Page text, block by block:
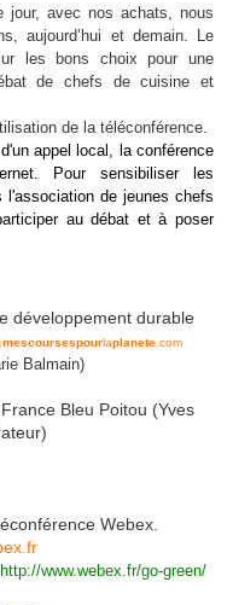
jour, avec nos achats, nous
aujourd’hui et demain. Le
les bons choix pour une
de chefs de cuisine et
de la téléconférence.
appel local, la conférence
Pour sensibiliser les
l'association de jeunes chefs
au débat et à poser
développement durable
mescoursespourlaplanete .com
Balmain)
Bleu Poitou (Yves
Webex.
http://www.webex.fr/go-green/